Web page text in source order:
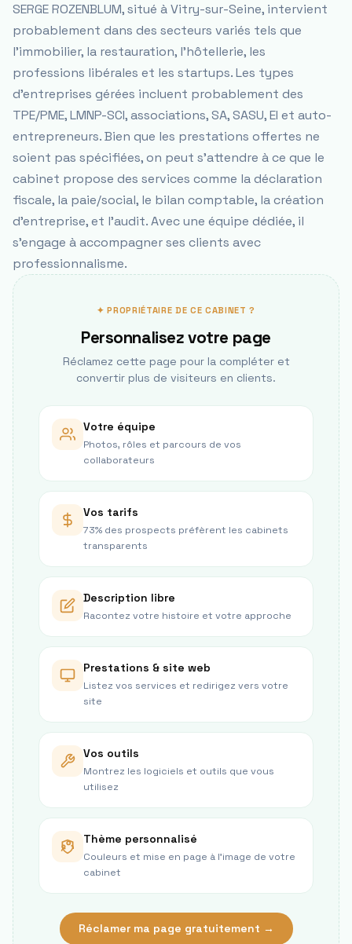
SERGE ROZENBLUM, situé à Vitry-sur-Seine, intervient
probablement dans des secteurs variés tels que
l'immobilier, la restauration, l'hôtellerie, les
professions libérales et les startups. Les types
d'entreprises gérées incluent probablement des
TPE/PME, LMNP-SCI, associations, SA, SASU, EI et auto-
entrepreneurs. Bien que les prestations offertes ne
soient pas spécifiées, on peut s'attendre à ce que le
cabinet propose des services comme la déclaration
fiscale, la paie/social, le bilan comptable, la création
d'entreprise, et l'audit. Avec une équipe dédiée, il
s'engage à accompagner ses clients avec
professionnalisme.
✦ PROPRIÉTAIRE DE CE CABINET ?
Personnalisez votre page
Réclamez cette page pour la compléter et
convertir plus de visiteurs en clients.
Votre équipe
Photos, rôles et parcours de vos
collaborateurs
Vos tarifs
73% des prospects préfèrent les cabinets
transparents
Description libre
Racontez votre histoire et votre approche
Prestations & site web
Listez vos services et redirigez vers votre
site
Vos outils
Montrez les logiciels et outils que vous
utilisez
Thème personnalisé
Couleurs et mise en page à l’image de votre
cabinet
Réclamer ma page gratuitement →